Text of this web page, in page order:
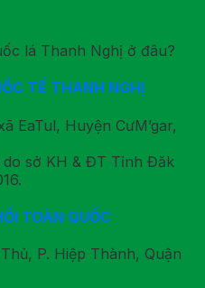
lá Thanh Nghị ở đâu?
TẾ THANH NGHỊ
EaTul, Huyện CưM’gar,
do sở KH & ĐT Tỉnh Đăk
TOÀN QUỐC
P. Hiệp Thành, Quận